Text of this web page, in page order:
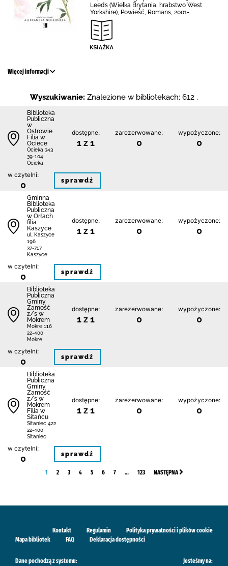
Leeds (Wielka Brytania, hrabstwo West
Yorkshire), Powieść, Romans, 2001-
Więcej informacji
Wyszukiwanie: Znalezione w bibliotekach: 612 .
Biblioteka
Publiczna
w
Ostrowie
Filia w
Ociece
Ocieka 343
39-104
Ocieka
dostępne:
1 z 1
zarezerwowane:
0
wypożyczone:
0
w czytelni:
0 sprawdź
Gminna
Biblioteka
Publiczna
w Orłach
filia
Kaszyce
ul. Kaszyce
196
37-717
Kaszyce
dostępne:
1 z 1
zarezerwowane:
0
wypożyczone:
0
w czytelni:
0 sprawdź
Biblio­teka
Publiczna
Gminy
Zamość
z/s w
Mokrem
Mokre 116
22-400
Mokre
dostępne:
1 z 1
zarezerwowane:
0
wypożyczone:
0
w czytelni:
0 sprawdź
Biblio­teka
Publiczna
Gminy
Zamość
z/s w
Mokrem
Filia w
Sitańcu
Sitaniec 422
22-400
Sitaniec
dostępne:
1 z 1
zarezerwowane:
0
wypożyczone:
0
w czytelni:
0 sprawdź
1 2 3 4 5 6 7 … 123 NASTĘPNA
Kontakt Regulamin
Polityka prywatności i plików cookie
Mapa bibliotek
FAQ Deklaracja dostępności
Dane pochodzą z systemu: Jesteśmy na: